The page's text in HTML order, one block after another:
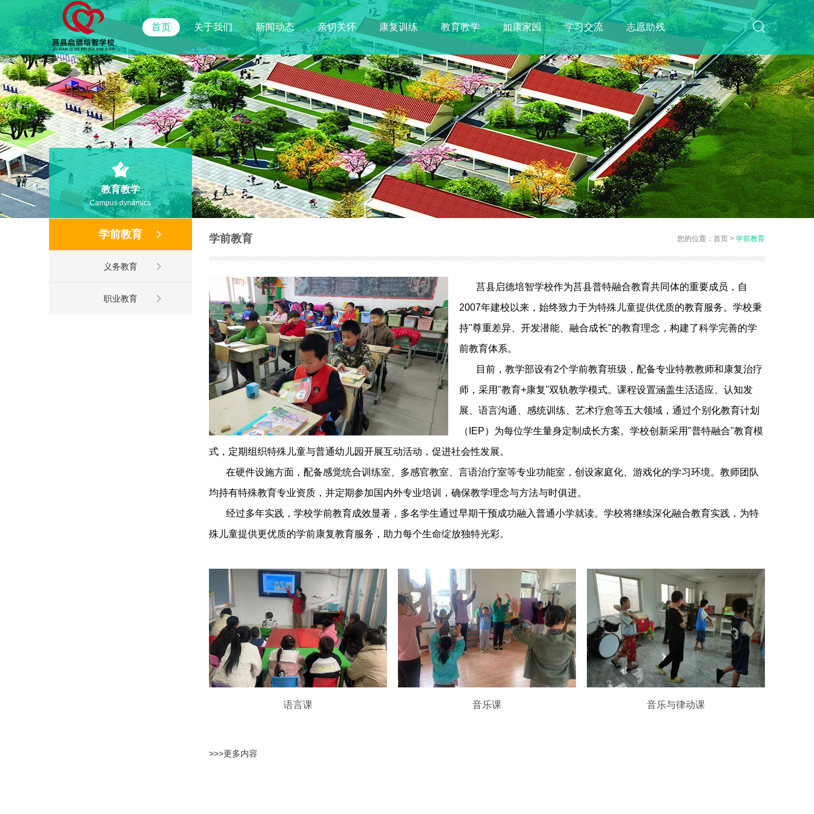
首页 关于我们 新闻动态 亲切关怀 康复训练 教育教学 如康家园 学习交流 志愿助残
教育教学
Campus dynamics
学前教育
义务教育
职业教育
学前教育 您的位置：首页 >学前教育
莒县启德培智学校作为莒县普特融合教育共同体的重要成员，自
2007年建校以来，始终致力于为特殊儿童提供优质的教育服务。学校秉
持"尊重差异、开发潜能、融合成长"的教育理念，构建了科学完善的学
前教育体系。
目前，教学部设有2个学前教育班级，配备专业特教教师和康复治疗
师，采用"教育+康复"双轨教学模式。课程设置涵盖生活适应、认知发
展、语言沟通、感统训练、艺术疗愈等五大领域，通过个别化教育计划
（IEP）为每位学生量身定制成长方案。学校创新采用"普特融合"教育模
式，定期组织特殊儿童与普通幼儿园开展互动活动，促进社会性发展。
在硬件设施方面，配备感觉统合训练室、多感官教室、言语治疗室等专业功能室，创设家庭化、游戏化的学习环境。教师团队
均持有特殊教育专业资质，并定期参加国内外专业培训，确保教学理念与方法与时俱进。
经过多年实践，学校学前教育成效显著，多名学生通过早期干预成功融入普通小学就读。学校将继续深化融合教育实践，为特
殊儿童提供更优质的学前康复教育服务，助力每个生命绽放独特光彩。
语言课 音乐课 音乐与律动课
>>>更多内容